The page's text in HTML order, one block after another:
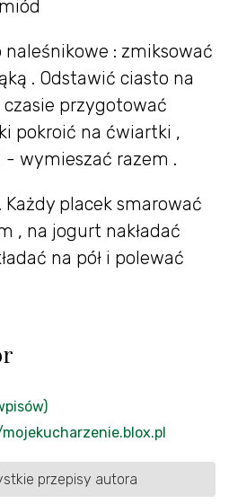
: zmiksować
. Odstawić ciasto na
czasie przygotować
pokroić na ćwiartki ,
wymieszać razem .
placek smarować
, na jogurt nakładać
na pół i polewać
przepisy autora